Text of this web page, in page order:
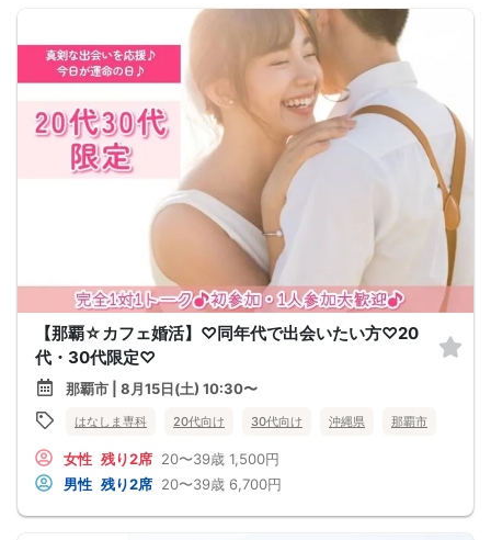
【那覇☆カフェ婚活】♡同年代で出会いたい方♡20
代・30代限定♡
那覇市 | 8月15日(土) 10:30〜
はなしま専科 20代向け 30代向け 沖縄県 那覇市
女性 残り2席 20〜39歳 1,500円
男性 残り2席 20〜39歳 6,700円